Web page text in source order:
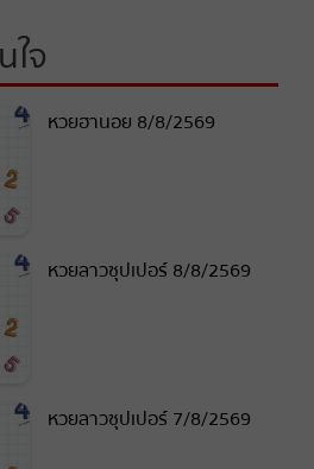
จ
หวยฮานอย 8/8/2569
หวยลาวซุปเปอร์ 8/8/2569
หวยลาวซุปเปอร์ 7/8/2569